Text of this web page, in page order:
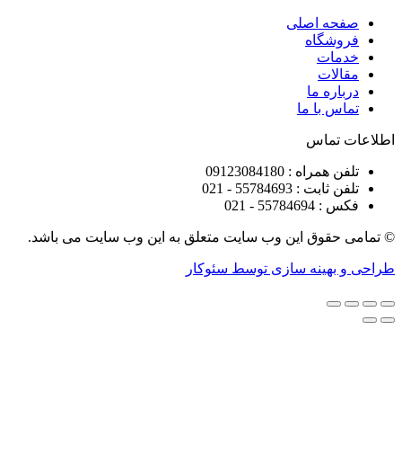
اصلی
ما
با ما
: 09123084180
: 55784693 - 021
این وب سایت متعلق به این وب سایت می باشد.
سازی توسط سئوکار